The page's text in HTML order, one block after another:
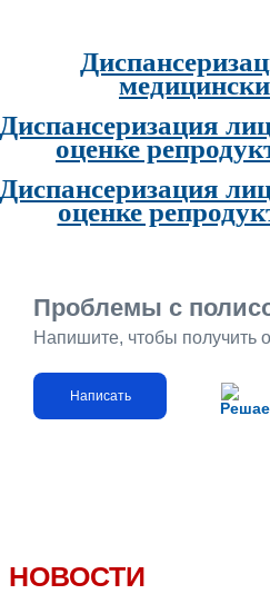
Диспансеризация
оценке
Диспансеризация
оценке
Проблемы с
Напишите, чтобы получить
Написать
НОВОСТИ